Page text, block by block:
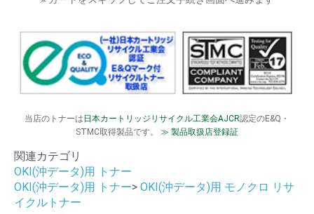
当店のトナーは 日本カートリッジリサイクル工業会AJCR認定のE&Q・
STMC取得製品です。 ≫ 製品取扱店登録証
関連カテゴリ
OKI(沖データ)用 トナー
OKI(沖データ)用 トナー> OKI(沖データ)用 モノクロ リサ
イクルトナー